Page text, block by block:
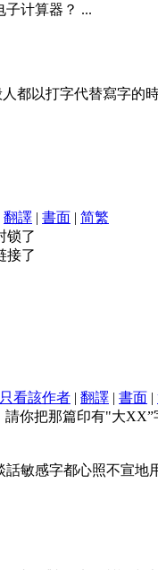
子计算器？ ...
都以打字代替寫字的
翻譯 | 書面 | 简繁
锁了
接了
只看該作者 | 翻譯 | 書面 |
請你把那篇印有"大
話敏感字都心照不宣地